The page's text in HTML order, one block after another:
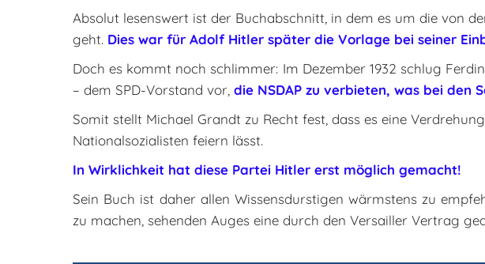
Absolut lesenswert ist der Buchabschnitt, in dem es um die von
geht. Dies war für Adolf Hitler später die Vorlage bei seiner
Doch es kommt noch schlimmer: Im Dezember 1932 schlug
– dem SPD-Vorstand vor, die NSDAP zu verbieten, was bei
Somit stellt Michael Grandt zu Recht fest, dass es eine
Nationalsozialisten feiern lässt.
In Wirklichkeit hat diese Partei Hitler erst möglich gemacht!
Sein Buch ist daher allen Wissensdurstigen wärmstens zu
zu machen, sehenden Auges eine durch den Versailler Vertrag